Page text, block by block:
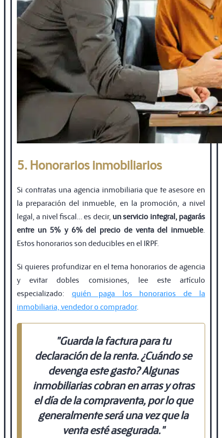
5. Honorarios inmobiliarios
Si contratas una agencia inmobiliaria que te asesore en
la preparación del inmueble, en la promoción, a nivel
legal, a nivel fiscal… es decir, un servicio integral, pagarás
entre un 5% y 6% del precio de venta del inmueble.
Estos honorarios son deducibles en el IRPF.
Si quieres profundizar en el tema honorarios de agencia
y evitar dobles comisiones, lee este artículo
especializado: quién paga los honorarios de la
inmobiliaria, vendedor o comprador.
"Guarda la factura para tu
declaración de la renta. ¿Cuándo se
devenga este gasto? Algunas
inmobiliarias cobran en arras y otras
el día de la compraventa, por lo que
generalmente seráuna vez que la
venta esté asegurada."